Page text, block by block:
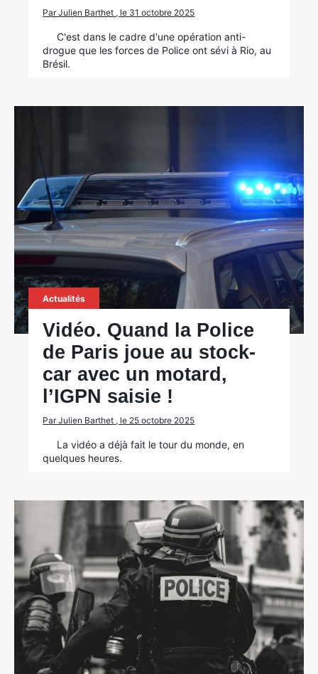
Par Julien Barthet , le 31 octobre 2025
C'est dans le cadre d'une opération anti-
drogue que les forces de Police ont sévi à Rio, au
Brésil.
Actualités
Vidéo. Quand la Police
de Paris joue au stock-
car avec un motard,
l’IGPN saisie !
Par Julien Barthet , le 25 octobre 2025
La vidéo a déjà fait le tour du monde, en
quelques heures.